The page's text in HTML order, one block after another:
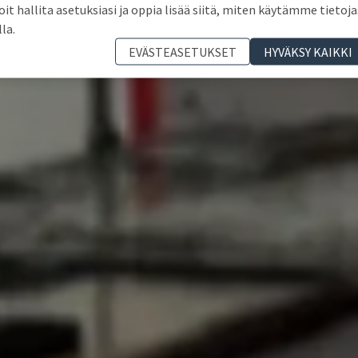
hallita asetuksiasi ja oppia lisää siitä, miten käytämme
EVÄSTEASETUKSET
HYVÄKSY KAIKKI